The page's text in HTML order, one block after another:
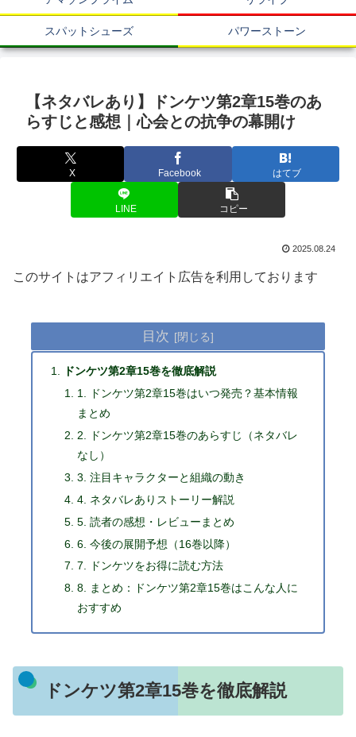
スパットシューズ パワーストーン
【ネタバレあり】ドンケツ第2章15巻のあ
らすじと感想｜心会との抗争の幕開け
X Facebook はてブ
LINE コピー
2025.08.24
このサイトはアフィリエイト広告を利用しております
目次
ドンケツ第2章15巻を徹底解説
1. ドンケツ第2章15巻はいつ発売？基本情報
まとめ
2. ドンケツ第2章15巻のあらすじ（ネタバレ
なし）
3. 注目キャラクターと組織の動き
4. ネタバレありストーリー解説
5. 読者の感想・レビューまとめ
6. 今後の展開予想（16巻以降）
7. ドンケツをお得に読む方法
8. まとめ：ドンケツ第2章15巻はこんな人に
おすすめ
ドンケツ第2章15巻を徹底解説